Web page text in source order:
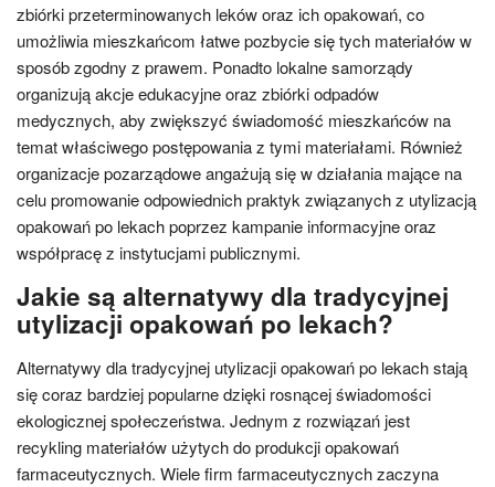
zbiórki przeterminowanych leków oraz ich opakowań, co
umożliwia mieszkańcom łatwe pozbycie się tych materiałów w
sposób zgodny z prawem. Ponadto lokalne samorządy
organizują akcje edukacyjne oraz zbiórki odpadów
medycznych, aby zwiększyć świadomość mieszkańców na
temat właściwego postępowania z tymi materiałami. Również
organizacje pozarządowe angażują się w działania mające na
celu promowanie odpowiednich praktyk związanych z utylizacją
opakowań po lekach poprzez kampanie informacyjne oraz
współpracę z instytucjami publicznymi.
Jakie są alternatywy dla tradycyjnej
utylizacji opakowań po lekach?
Alternatywy dla tradycyjnej utylizacji opakowań po lekach stają
się coraz bardziej popularne dzięki rosnącej świadomości
ekologicznej społeczeństwa. Jednym z rozwiązań jest
recykling materiałów użytych do produkcji opakowań
farmaceutycznych. Wiele firm farmaceutycznych zaczyna